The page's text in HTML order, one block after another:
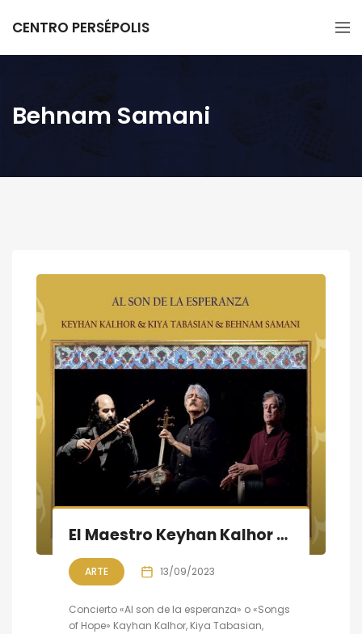
CENTRO PERSÉPOLIS
Behnam Samani
El Maestro Keyhan Kalhor en concierto en Madrid
ARTE 13/09/2023
Concierto «Al son de la esperanza» o «Songs
of Hope» Kayhan Kalhor, Kiya Tabasian,